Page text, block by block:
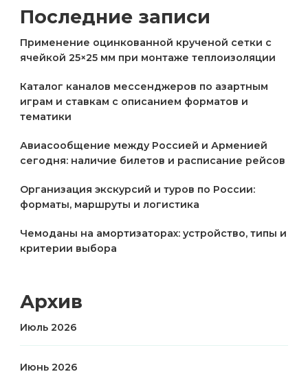
Последние записи
Применение оцинкованной крученой сетки с
ячейкой 25×25 мм при монтаже теплоизоляции
Каталог каналов мессенджеров по азартным
играм и ставкам с описанием форматов и
тематики
Авиасообщение между Россией и Арменией
сегодня: наличие билетов и расписание рейсов
Организация экскурсий и туров по России:
форматы, маршруты и логистика
Чемоданы на амортизаторах: устройство, типы и
критерии выбора
Архив
Июль 2026
Июнь 2026